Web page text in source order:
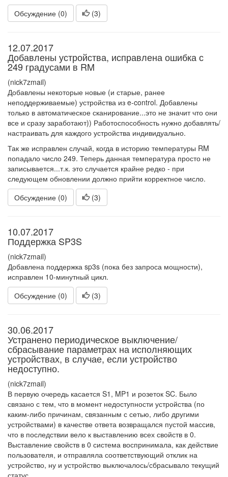
Обсуждение (0)
(3)
12.07.2017
Добавлены устройства, исправлена ошибка с
249 градусами в RM
(nick7zmail)
Добавлены некоторые новые (и старые, ранее
неподдерживаемые) устройства из e-control. Добавлены
только в автоматическое сканирование...это не значит что они
все и сразу заработают)) Работоспособность нужно добавлять/
настраивать для каждого устройства индивидуально.
Так же исправлен случай, когда в историю температуры RM
попадало число 249. Теперь данная температура просто не
записывается...т.к. это случается крайне редко - при
следующем обновлении должно прийти корректное число.
Обсуждение (0)
(3)
10.07.2017
Поддержка SP3S
(nick7zmail)
Добавлена поддержка sp3s (пока без запроса мощности),
исправлен 10-минутный цикл.
Обсуждение (0)
(3)
30.06.2017
Устранено периодическое выключение/
сбрасывание параметрах на исполняющих
устройствах, в случае, если устройство
недоступно.
(nick7zmail)
В первую очередь касается S1, MP1 и розеток SC. Было
связано с тем, что в момент недоступности устройства (по
каким-либо причинам, связанным с сетью, либо другими
устройствами) в качестве ответа возвращался пустой массив,
что в последствии вело к выставлению всех свойств в 0.
Выставление свойств в 0 система воспринимала, как действие
пользователя, и отправляла соответствующий отклик на
устройство, ну и устройство выключалось/сбрасывало текущий
статус.